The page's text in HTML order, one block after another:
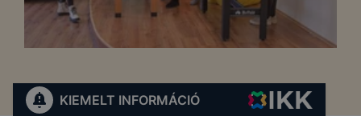
KIEMELT INFORMÁCIÓ